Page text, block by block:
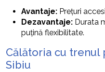
Avantaje: Prețuri
Dezavantaje: Durata
puțină flexibilitate.
Călătoria cu trenul
Sibiu